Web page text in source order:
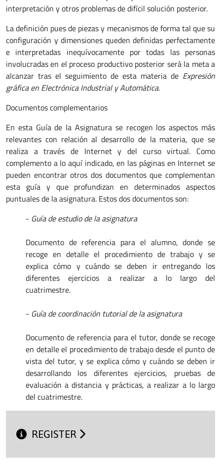
interpretación y otros problemas de difícil solución posterior.
La definición pues de piezas y mecanismos de forma tal que su
configuración y dimensiones queden definidas perfectamente
e interpretadas inequívocamente por todas las personas
involucradas en el proceso productivo posterior será la meta a
alcanzar tras el seguimiento de esta materia de Expresión
gráfica en Electrónica Industrial y Automática.
Documentos complementarios
En esta Guía de la Asignatura se recogen los aspectos más
relevantes con relación al desarrollo de la materia, que se
realiza a través de Internet y del curso virtual. Como
complemento a lo aquí indicado, en las páginas en Internet se
pueden encontrar otros dos documentos que complementan
esta guía y que profundizan en determinados aspectos
puntuales de la asignatura. Estos dos documentos son:
- Guía de estudio de la asignatura
Documento de referencia para el alumno, donde se
recoge en detalle el procedimiento de trabajo y se
explica cómo y cuándo se deben ir entregando los
diferentes ejercicios a realizar a lo largo del
cuatrimestre.
- Guía de coordinación tutorial de la asignatura
Documento de referencia para el tutor, donde se recoge
en detalle el procedimiento de trabajo desde el punto de
vista del tutor, y se explica cómo y cuándo se deben ir
desarrollando los diferentes ejercicios, pruebas de
evaluación a distancia y prácticas, a realizar a lo largo
del cuatrimestre.
REGISTER